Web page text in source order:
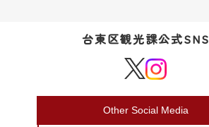
台東区観光課公式SNS
Other Social Media